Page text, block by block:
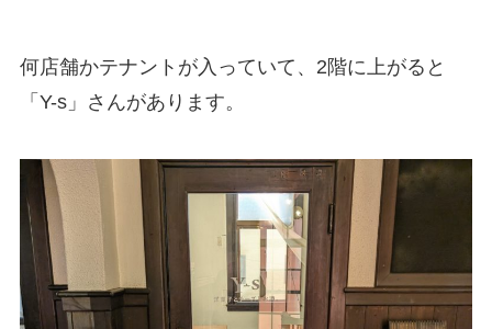
何店舗かテナントが入っていて、2階に上がると
「Y-s」さんがあります。